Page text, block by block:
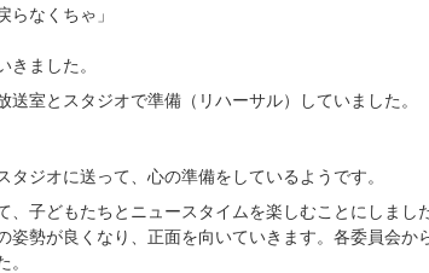
らなくちゃ」
きました。
送室とスタジオで準備（リハーサル）していました。
タジオに送って、 心の準備をしているようです。
、子どもたちとニュースタイムを楽しむことにしまし
姿勢が良くなり、正面を向いていきます。各委員会か
。